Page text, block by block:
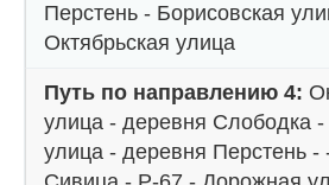
Перстень - Борисовская
Октябрьская улица
Путь по направлению 4:
улица - деревня Слободка -
улица - деревня Перстень -